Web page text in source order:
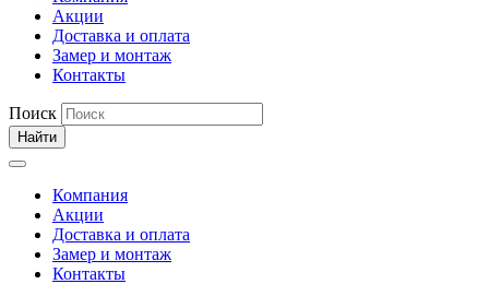
Акции
Доставка и оплата
Замер и монтаж
Контакты
Поиск
Найти
Компания
Акции
Доставка и оплата
Замер и монтаж
Контакты